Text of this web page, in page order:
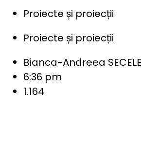
Proiecte și proiecții
Proiecte și proiecții
Bianca-Andreea
6:36 pm
1.164